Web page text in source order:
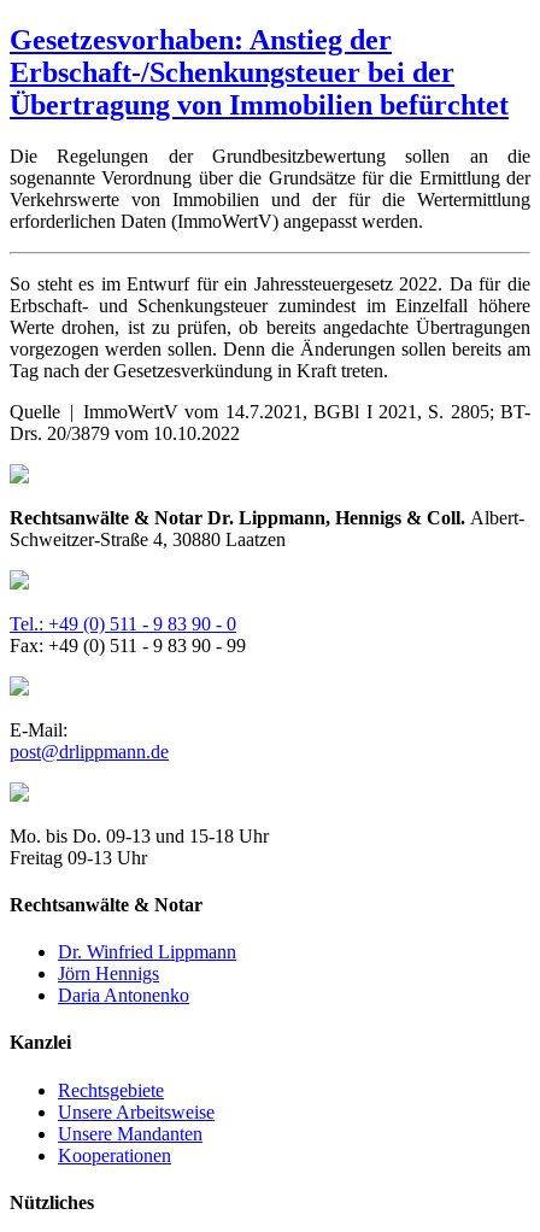
Gesetzesvorhaben: Anstieg der
Erbschaft-/Schenkungsteuer bei der
Übertragung von Immobilien befürchtet
Die Regelungen der Grundbesitzbewertung sollen an die
sogenannte Verordnung über die Grundsätze für die Ermittlung der
Verkehrswerte von Immobilien und der für die Wertermittlung
erforderlichen Daten (ImmoWertV) angepasst werden.
So steht es im Entwurf für ein Jahressteuergesetz 2022. Da für die
Erbschaft- und Schenkungsteuer zumindest im Einzelfall höhere
Werte drohen, ist zu prüfen, ob bereits angedachte Übertragungen
vorgezogen werden sollen. Denn die Änderungen sollen bereits am
Tag nach der Gesetzesverkündung in Kraft treten.
Quelle | ImmoWertV vom 14.7.2021, BGBl I 2021, S. 2805; BT-
Drs. 20/3879 vom 10.10.2022
Rechtsanwälte & Notar Dr. Lippmann, Hennigs & Coll. Albert-
Schweitzer-Straße 4, 30880 Laatzen
Tel.: +49 (0) 511 - 9 83 90 - 0
Fax: +49 (0) 511 - 9 83 90 - 99
E-Mail:
post@drlippmann.de
Mo. bis Do. 09-13 und 15-18 Uhr
Freitag 09-13 Uhr
Rechtsanwälte & Notar
Dr. Winfried Lippmann
Jörn Hennigs
Daria Antonenko
Kanzlei
Rechtsgebiete
Unsere Arbeitsweise
Unsere Mandanten
Kooperationen
Nützliches